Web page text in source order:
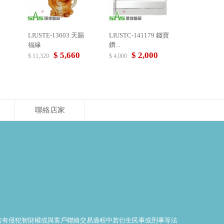
LIUSTE-13603 天賜
福緣
$ 11,320 $ 5,660
LIUSTC-141179 錢寶
鑽...
$ 4,000 $ 2,000
聯絡店家
侵犯智財權或與客戶聯絡交易過程中若衍生民事或刑事等法